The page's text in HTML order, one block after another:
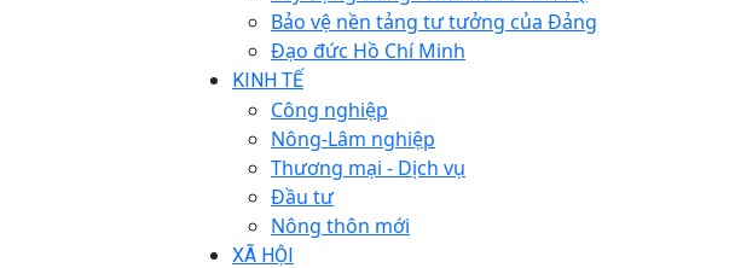
Bảo vệ nền tảng tư tưởng của Đảng
Đạo đức Hồ Chí Minh
KINH TẾ
Công nghiệp
Nông-Lâm nghiệp
Thương mại - Dịch vụ
Đầu tư
Nông thôn mới
XÃ HỘI